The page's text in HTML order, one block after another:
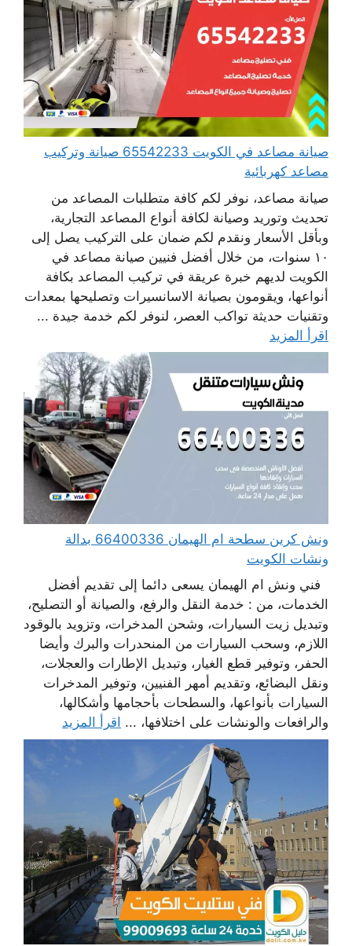
صيانة مصاعد في الكويت 65542233 صيانة وتركيب
مصاعد كهربائية
صيانة مصاعد، نوفر لكم كافة متطلبات المصاعد من
تحديث وتوريد وصيانة لكافة أنواع المصاعد التجارية،
وبأقل الأسعار ونقدم لكم ضمان على التركيب يصل إلى
١٠ سنوات، من خلال أفضل فنيين صيانة مصاعد في
الكويت لديهم خبرة عريقة في تركيب المصاعد بكافة
أنواعها، ويقومون بصيانة الاسانسيرات وتصليحها بمعدات
وتقنيات حديثة تواكب العصر، لنوفر لكم خدمة جيدة ...
اقرأ المزيد
ونش كرين سطحة ام الهيمان 66400336 بدالة
ونشات الكويت
فني ونش ام الهيمان يسعى دائما إلى تقديم أفضل
الخدمات، من : خدمة النقل والرفع، والصيانة أو التصليح،
وتبديل زيت السيارات، وشحن المدخرات، وتزويد بالوقود
اللازم، وسحب السيارات من المنحدرات والبرك وأيضا
الحفر، وتوفير قطع الغيار، وتبديل الإطارات والعجلات،
ونقل البضائع، وتقديم أمهر الفنيين، وتوفير المدخرات
السيارات بأنواعها، والسطحات بأحجامها وأشكالها،
والرافعات والونشات على اختلافها، ... اقرأ المزيد